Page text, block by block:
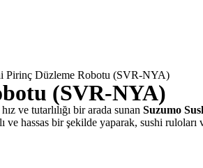
Pirinç Düzleme Robotu (SVR-NYA)
(SVR-NYA)
ve tutarlılığı bir arada sunan Suzumo
ve hassas bir şekilde yaparak, sushi